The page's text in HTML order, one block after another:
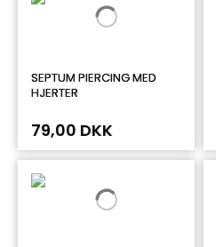
SEPTUM PIERCING MED
HJERTER
79,00 DKK